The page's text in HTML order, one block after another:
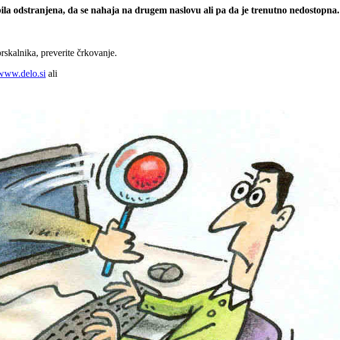
odstranjena, da se nahaja na drugem naslovu ali pa da je trenutno nedostopna.
preverite črkovanje.
ali